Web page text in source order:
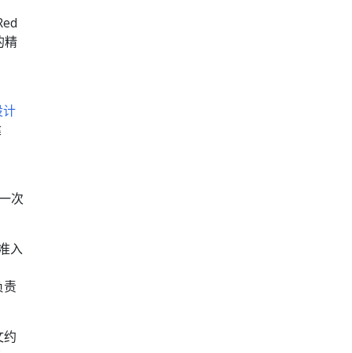
精
计
次
入
责
约